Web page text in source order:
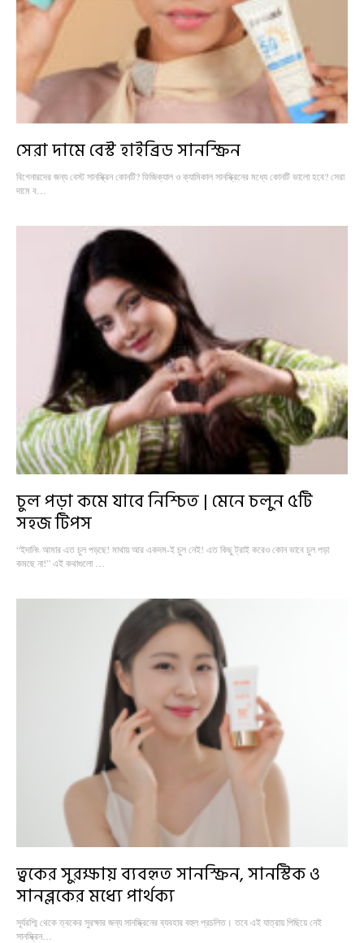
সেরা দামে বেস্ট হাইব্রিড সানস্ক্রিন
বিগেনারদের জন্য বেস্ট সানস্ক্রিন কোনটি? ফিজিক্যাল ও ক্যামিকাল সানস্ক্রিনের মধ্যে কোনটি ভালো হবে? সেরা
দামে ব…
চুল পড়া কমে যাবে নিশ্চিত | মেনে চলুন ৫টি
সহজ টিপস
“ইদানিং আমার এত চুল পড়ছে! মাথায় আর একদম-ই চুল নেই! এত কিছু ট্রাই করেও কোন ভাবে চুল পড়া
কমছে না!” এই কথাগুলো …
ত্বকের সুরক্ষায় ব্যবহৃত সানস্ক্রিন, সানস্টিক ও
সানব্লকের মধ্যে পার্থক্য
সূর্যরশ্মি থেকে ত্বকের সুরক্ষার জন্য সানস্ক্রিনের ব্যবহার বহুল প্রচলিত। তবে এই যাত্রায় পিছিয়ে নেই
সানস্ক্রিন…